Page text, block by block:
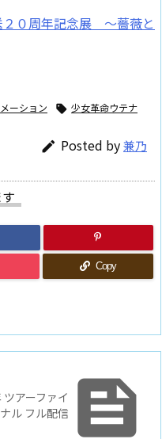
０周年記念展 ～薔薇と
ーション  少女革命ウテナ
 Posted by兼乃
Copy

アーファイ
ナル フル配信